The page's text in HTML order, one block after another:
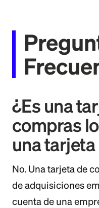
¿Es una
compras
una
No. Una tarjeta de
de adquisiciones
cuenta de una